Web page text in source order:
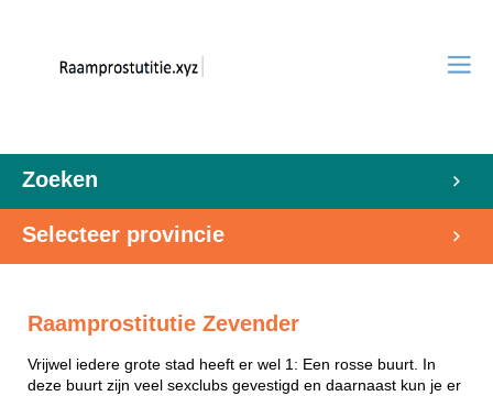
Zoeken
Selecteer provincie
Raamprostitutie Zevender
Vrijwel iedere grote stad heeft er wel 1: Een rosse buurt. In
deze buurt zijn veel sexclubs gevestigd en daarnaast kun je er